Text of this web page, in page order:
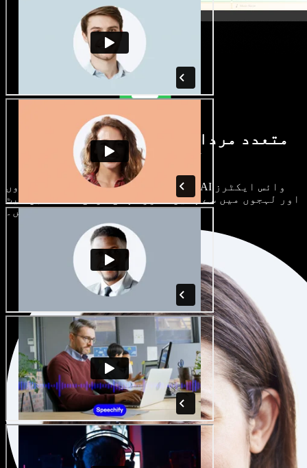
متعدد مردانہ و زنانہ آوازیں اور
لہجے دستیاب
ہر پروجیکٹ الگ ہوتا ہے۔ سینکڑوں AI وائس ایکٹرز
اور لہجوں میں سے چنیں، اور اپنی مرضی کے مطابق سیٹ
کریں۔